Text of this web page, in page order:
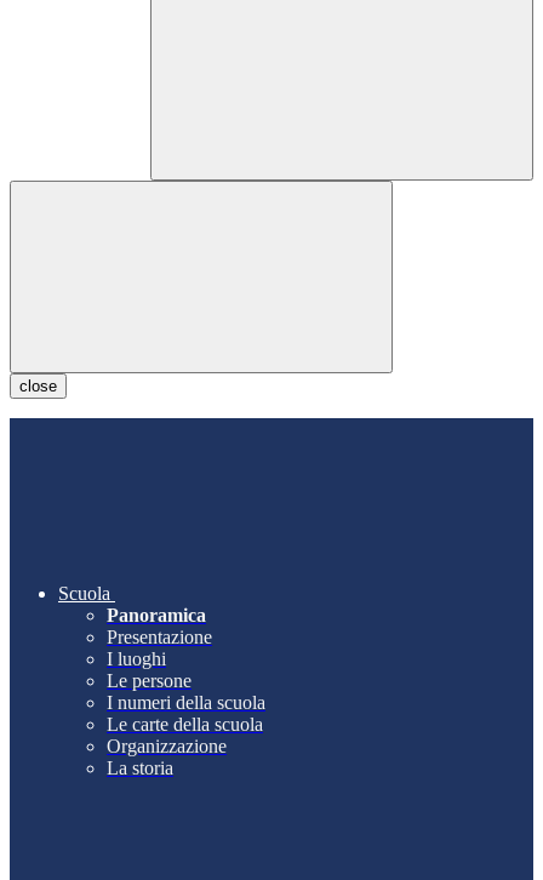
close
Scuola
Panoramica
Presentazione
I luoghi
Le persone
I numeri della scuola
Le carte della scuola
Organizzazione
La storia